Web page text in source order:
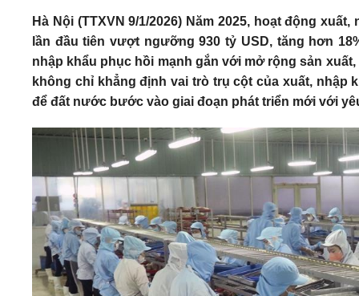
Hà Nội (TTXVN 9/1/2026) Năm 2025, hoạt động
lần đầu tiên vượt ngưỡng 930 tỷ USD, tăng hơn
nhập khẩu phục hồi mạnh gắn với mở rộng sản
không chỉ khẳng định vai trò trụ cột của xuất,
để đất nước bước vào giai đoạn phát triển mới với